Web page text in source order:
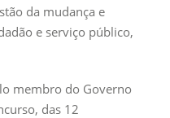
da mudança e
e serviço público,
membro do Governo
das 12